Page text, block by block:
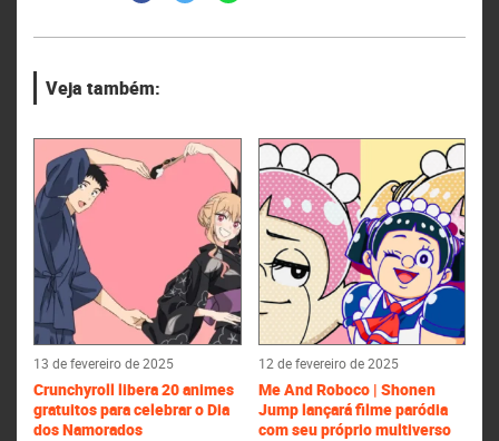
Veja também:
13 de fevereiro de 2025
Crunchyroll libera 20 animes
gratuitos para celebrar o Dia
dos Namorados
12 de fevereiro de 2025
Me And Roboco | Shonen
Jump lançará filme paródia
com seu próprio multiverso